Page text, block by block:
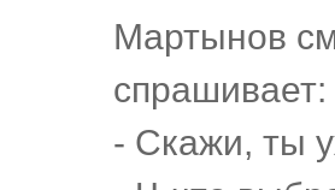
Мартынов
спрашивает:
- Скажи, ты